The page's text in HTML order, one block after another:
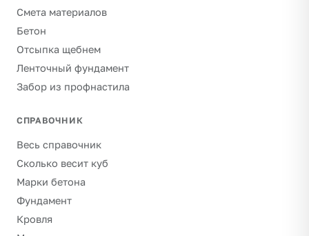
Смета материалов
Бетон
Отсыпка щебнем
Ленточный фундамент
Забор из профнастила
СПРАВОЧНИК
Весь справочник
Сколько весит куб
Марки бетона
Фундамент
Кровля